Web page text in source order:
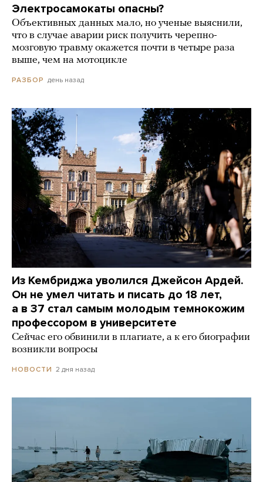
Электросамокаты опасны?
Объективных данных мало, но ученые выяснили,
что в случае аварии риск получить черепно-
мозговую травму окажется почти в четыре раза
выше, чем на мотоцикле
РАЗБОР день назад
Из Кембриджа уволился Джейсон Ардей.
Он не умел читать и писать до 18 лет,
а в 37 стал самым молодым темнокожим
профессором в университете
Сейчас его обвинили в плагиате, а к его биографии
возникли вопросы
НОВОСТИ 2 дня назад